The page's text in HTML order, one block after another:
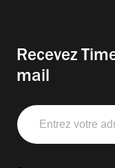
Recevez
mail
Entrez
votre
adresse